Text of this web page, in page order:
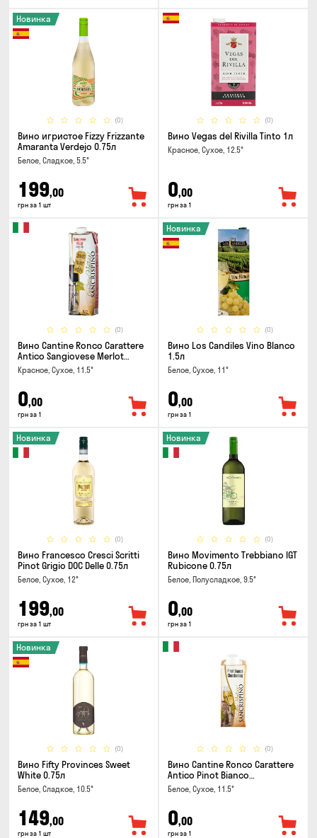
(0)
Новинка
Вино игристое Fizzy Frizzante
Amaranta Verdejo 0.75л
Белое, Сладкое, 5.5°
199,00
грн за 1 шт
(0)
Вино Vegas del Rivilla Tinto 1л
Красное, Сухое, 12.5°
0,00
грн за 1
(0)
Вино Cantine Ronco Carattere
Antico Sangiovese Merlot
Rubicone IGT 1л
Красное, Сухое, 11.5°
0,00
грн за 1
(0)
Новинка
Вино Los Candiles Vino Blanco
1.5л
Белое, Сухое, 11°
0,00
грн за 1
(0)
Новинка
Вино Francesco Cresci Scritti
Pinot Grigio DOC Delle 0.75л
Белое, Сухое, 12°
199,00
грн за 1 шт
(0)
Новинка
Вино Movimento Trebbiano IGT
Rubicone 0.75л
Белое, Полусладкое, 9.5°
0,00
грн за 1
(0)
Новинка
Вино Fifty Provinces Sweet
White 0.75л
Белое, Сладкое, 10.5°
149,00
грн за 1 шт
(0)
Вино Cantine Ronco Carattere
Antico Pinot Bianco
Chardonnay Rubicone IGT 0.25л
Белое, Сухое, 11.5°
0,00
грн за 1